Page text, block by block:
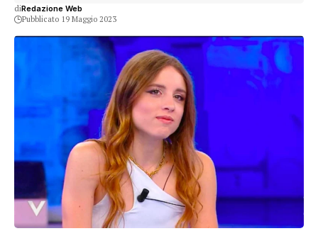
diRedazione Web
Pubblicato 19 Maggio 2023